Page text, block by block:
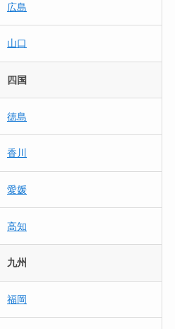
広島
山口
四国
徳島
香川
愛媛
高知
九州
福岡